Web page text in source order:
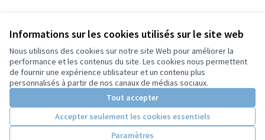
Informations sur les cookies utilisés sur le site web
Nous utilisons des cookies sur notre site Web pour améliorer la
performance et les contenus du site. Les cookies nous permettent
de fournir une expérience utilisateur et un contenu plus
personnalisés à partir de nos canaux de médias sociaux.
Tout accepter
Accepter seulement les cookies essentiels
Paramètres
Conditions d'utilisation
Paramètres des cookies
Licence
(Lien